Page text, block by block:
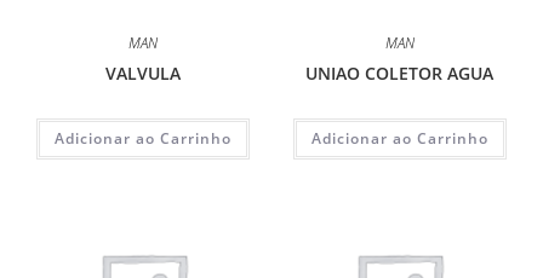
MAN
VALVULA
Adicionar ao Carrinho
MAN
UNIAO COLETOR AGUA
Adicionar ao Carrinho